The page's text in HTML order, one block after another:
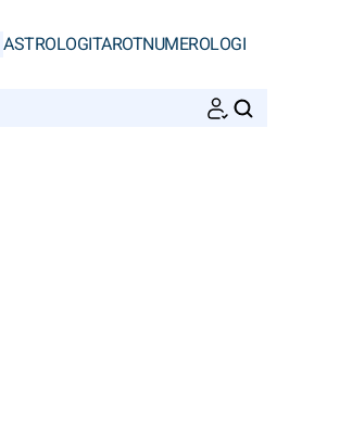
ASTROLOGITAROTNUMEROLOGI